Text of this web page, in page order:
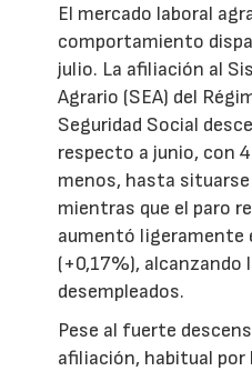
El mercado laboral
comportamiento
julio. La afiliación al
Agrario (SEA) del
Seguridad Social
respecto a junio, con
menos, hasta
mientras que el paro
aumentó ligeramente
(+0,17%), alcanzando
desempleados.
Pese al fuerte
afiliación, habitual por